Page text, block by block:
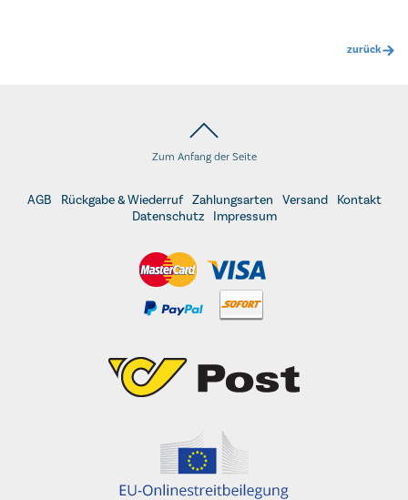
zurück
Zum Anfang der Seite
AGB Rückgabe & Wiederruf Zahlungsarten Versand
Kontakt
Datenschutz
Impressum